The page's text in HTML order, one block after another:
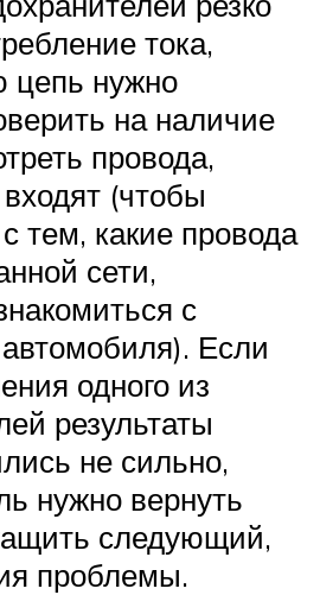
тока,
цепь нужно
на наличие
провода,
(чтобы
тем, какие провода
сети,
с
Если
одного из
результаты
не сильно,
нужно вернуть
следующий,
проблемы.